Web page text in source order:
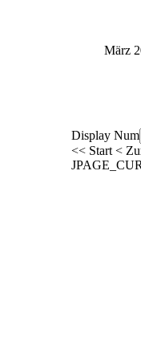
März
Display Num
<< Start <